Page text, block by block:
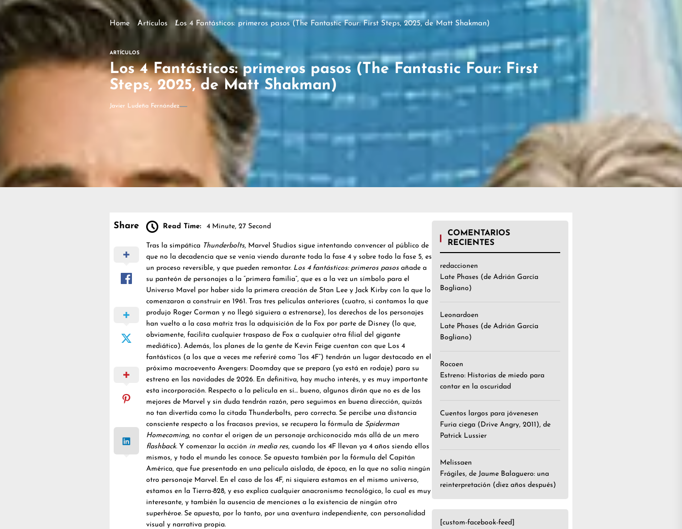
Home Artículos Los 4 Fantásticos: primeros pasos (The Fantastic Four: First Steps, 2025, de Matt Shakman)
ARTÍCULOS
Los 4 Fantásticos: primeros pasos (The Fantastic Four: First
Steps, 2025, de Matt Shakman)
Javier Ludeña Fernández
Share Read Time: 4 Minute, 27 Second
Tras la simpática Thunderbolts, Marvel Studios sigue intentando convencer al público de
que no la decadencia que se venía viendo durante toda la fase 4 y sobre todo la fase 5, es
un proceso reversible, y que pueden remontar. Los 4 fantásticos: primeros pasosañade a
su panteón de personajes a la “primera familia”, que es a la vez un símbolo para el
Universo Mavel por haber sido la primera creación de Stan Lee y Jack Kirby con la que lo
comenzaron a construir en 1961. Tras tres películas anteriores (cuatro, si contamos la que
produjo Roger Corman y no llegó siguiera a estrenarse), los derechos de los personajes
han vuelto a la casa matriz tras la adquisición de la Fox por parte de Disney (lo que,
obviamente, facilita cualquier traspaso de Fox a cualquier otra filial del gigante
mediático). Además, los planes de la gente de Kevin Feige cuentan con que Los 4
fantásticos (a los que a veces me referiré como “los 4F”) tendrán un lugar destacado en el
próximo macroevento Avengers: Doomday que se prepara (ya está en rodaje) para su
estreno en las navidades de 2026. En definitiva, hay mucho interés, y es muy importante
esta incorporación. Respecto a la película en sí… bueno, algunos dirán que no es de las
mejores de Marvel y sin duda tendrán razón, pero seguimos en buena dirección, quizás
no tan divertida como la citada Thunderbolts, pero correcta. Se percibe una distancia
consciente respecto a los fracasos previos, se recupera la fórmula de Spiderman
Homecoming, no contar el origen de un personaje archiconocido más allá de un mero
flashback. Y comenzar la acción in media res, cuando los 4F llevan ya 4 años siendo ellos
mismos, y todo el mundo les conoce. Se apuesta también por la fórmula del Capitán
América, que fue presentado en una película aislada, de época, en la que no salía ningún
otro personaje Marvel. En el caso de los 4F, ni siquiera estamos en el mismo universo,
estamos en la Tierra-828, y eso explica cualquier anacronismo tecnológico, lo cual es muy
interesante, y también la ausencia de menciones a la existencia de ningún otro
superhéroe. Se apuesta, por lo tanto, por una aventura independiente, con personalidad
visual y narrativa propia.
COMENTARIOS
RECIENTES
redaccionen
Late Phases (de Adrián García
Bogliano)
Leonardoen
Late Phases (de Adrián García
Bogliano)
Rocoen
Estreno: Historias de miedo para
contar en la oscuridad
Cuentos largos para jóvenesen
Furia ciega (Drive Angry, 2011), de
Patrick Lussier
Melissaen
Frágiles, de Jaume Balaguero: una
reinterpretación (diez años después)
[custom-facebook-feed]